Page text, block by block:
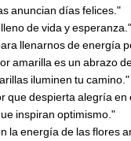
anuncian días felices."
de vida y esperanza."
llenarnos de energía
amarilla es un abrazo
iluminen tu camino."
que despierta alegría en
inspiran optimismo."
la energía de las flores